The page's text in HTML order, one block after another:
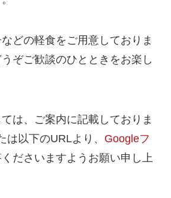
どの軽食をご用意しておりま
ぞご歓談のひとときをお楽し
は、ご案内に記載しておりま
は以下のURLより、 Googleフ
ださいますようお願い申し上